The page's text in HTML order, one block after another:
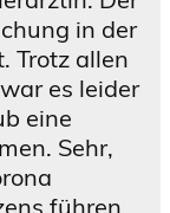
in der
Trotz allen
es leider
eine
Sehr,
führen